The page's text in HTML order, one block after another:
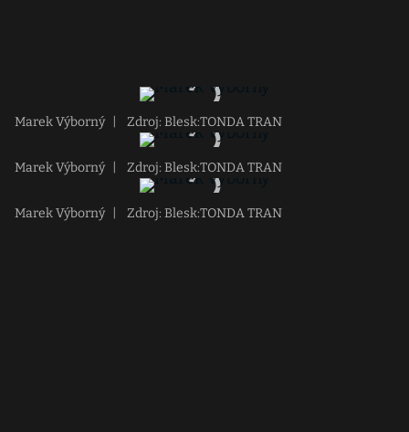
Marek Výborný Zdroj: Blesk:TONDA TRAN
Marek Výborný Zdroj: Blesk:TONDA TRAN
Marek Výborný Zdroj: Blesk:TONDA TRAN